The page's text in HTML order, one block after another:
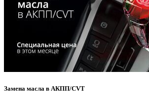
Замена масла в АКПП/CVT